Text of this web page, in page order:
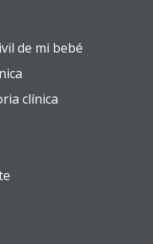
de mi bebé
clínica